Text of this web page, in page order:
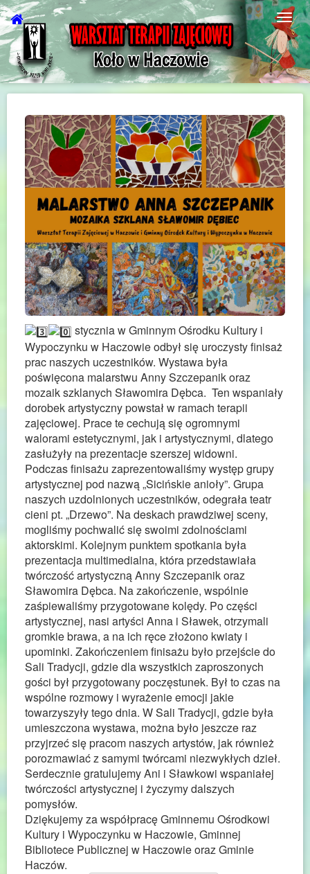
stycznia w Gminnym Ośrodku Kultury i
Wypoczynku w Haczowie odbył się uroczysty finisaż
prac naszych uczestników. Wystawa była
poświęcona malarstwu Anny Szczepanik oraz
mozaik szklanych Sławomira Dębca. Ten wspaniały
dorobek artystyczny powstał w ramach terapii
zajęciowej. Prace te cechują się ogromnymi
walorami estetycznymi, jak i artystycznymi, dlatego
zasłużyły na prezentacje szerszej widowni.
Podczas finisażu zaprezentowaliśmy występ grupy
artystycznej pod nazwą „Sicińskie anioły”. Grupa
naszych uzdolnionych uczestników, odegrała teatr
cieni pt. „Drzewo”. Na deskach prawdziwej sceny,
mogliśmy pochwalić się swoimi zdolnościami
aktorskimi. Kolejnym punktem spotkania była
prezentacja multimedialna, która przedstawiała
twórczość artystyczną Anny Szczepanik oraz
Sławomira Dębca. Na zakończenie, wspólnie
zaśpiewaliśmy przygotowane kolędy. Po części
artystycznej, nasi artyści Anna i Sławek, otrzymali
gromkie brawa, a na ich ręce złożono kwiaty i
upominki. Zakończeniem finisażu było przejście do
Sali Tradycji, gdzie dla wszystkich zaproszonych
gości był przygotowany poczęstunek. Był to czas na
wspólne rozmowy i wyrażenie emocji jakie
towarzyszyły tego dnia. W Sali Tradycji, gdzie była
umieszczona wystawa, można było jeszcze raz
przyjrzeć się pracom naszych artystów, jak również
porozmawiać z samymi twórcami niezwykłych dzieł.
Serdecznie gratulujemy Ani i Sławkowi wspaniałej
twórczości artystycznej i życzymy dalszych
pomysłów.
Dziękujemy za współpracę Gminnemu Ośrodkowi
Kultury i Wypoczynku w Haczowie, Gminnej
Bibliotece Publicznej w Haczowie oraz Gminie
Haczów.